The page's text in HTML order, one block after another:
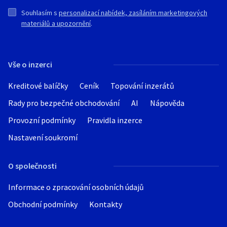
Vše o inzerci
Kreditové balíčky Ceník
Topování inzerátů
Rady pro bezpečné obchodování
AI
Nápověda
Provozní podmínky
Pravidla inzerce
Nastavení soukromí
O společnosti
Informace o zpracování osobních údajů
Obchodní podmínky
Kontakty
Souhlasím s personalizací nabídek, zasíláním marketingových
materiálů a upozornění.